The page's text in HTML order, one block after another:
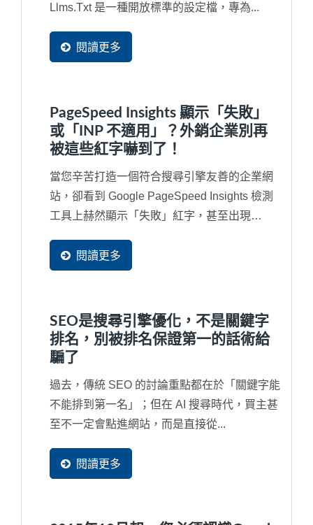
Llms.txt 是一種開放標準的設定檔，專為...
閱讀更多
PageSpeed Insights 顯示「失敗」
或「INP 不適用」？外銷企業別再
被這些紅字嚇到了！
當您辛苦打造一個符合搜尋引擎友善的企業網
站，卻看到 Google PageSpeed Insights 檢測
工具上赫然顯示「失敗」紅字，甚至出現
閱讀更多
SEO是搜尋引擎優化，不是關鍵字
排名，別被排名保證第一的話術給
騙了
過去，傳統 SEO 的討論重點都在於「關鍵字能
不能排到第一名」；但在 AI 搜尋時代，買主甚
至不一定會點進網站，而是直接從...
閱讀更多